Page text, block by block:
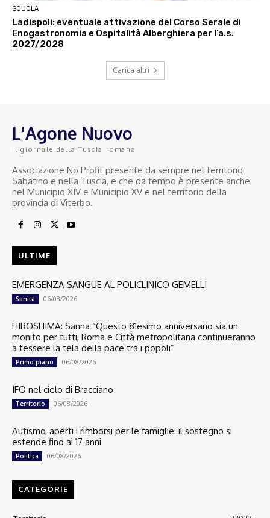
SCUOLA
Ladispoli: eventuale attivazione del Corso Serale di
Enogastronomia e Ospitalità Alberghiera per l’a.s.
2027/2028
Carica altri
L'Agone Nuovo
Il giornale della Tuscia romana
Associazione No Profit presente da sempre nel territorio
Sabatino e nella Tuscia, e che da tempo è presente anche
nel Municipio XIV e Municipio XV e nel territorio della
provincia di Viterbo.
ULTIME
EMERGENZA SANGUE AL POLICLINICO GEMELLI
Sanità 06/08/2026
HIROSHIMA: Sanna “Questo 81esimo anniversario sia un
monito per tutti, Roma e Città metropolitana continueranno
a tessere la tela della pace tra i popoli”
Primo piano 06/08/2026
IFO nel cielo di Bracciano
Territorio 06/08/2026
Autismo, aperti i rimborsi per le famiglie: il sostegno si
estende fino ai 17 anni
Politica 06/08/2026
CATEGORIE